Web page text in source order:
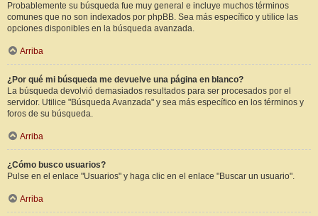
Probablemente su búsqueda fue muy general e incluye muchos términos
comunes que no son indexados por phpBB. Sea más específico y utilice las
opciones disponibles en la búsqueda avanzada.
Arriba
¿Por qué mi búsqueda me devuelve una página en blanco?
La búsqueda devolvió demasiados resultados para ser procesados por el
servidor. Utilice "Búsqueda Avanzada" y sea más específico en los términos y
foros de su búsqueda.
Arriba
¿Cómo busco usuarios?
Pulse en el enlace "Usuarios" y haga clic en el enlace "Buscar un usuario".
Arriba